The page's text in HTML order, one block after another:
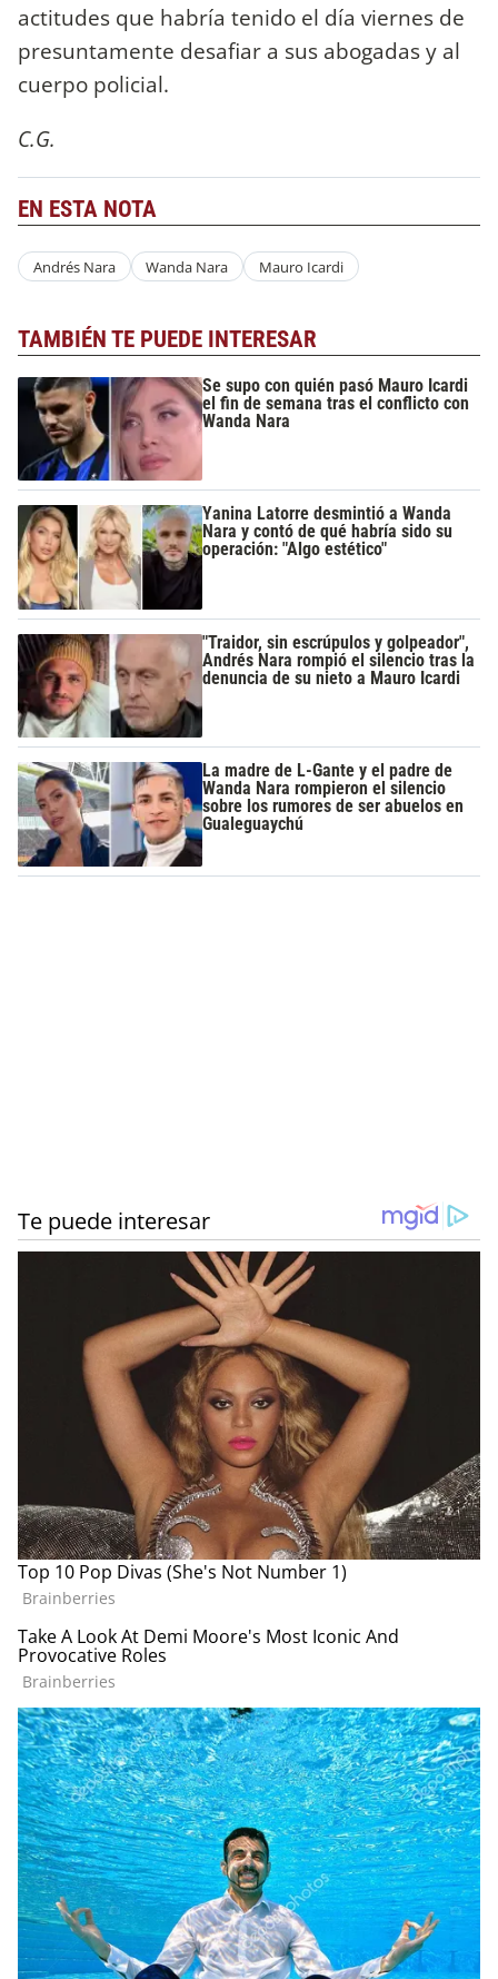
actitudes que habría tenido el día viernes de
presuntamente desafiar a sus abogadas y al
cuerpo policial.
C.G.
EN ESTA NOTA
Andrés Nara Wanda Nara Mauro Icardi
TAMBIÉN TE PUEDE INTERESAR
Se supo con quién pasó Mauro Icardi
el fin de semana tras el conflicto con
Wanda Nara
Yanina Latorre desmintió a Wanda
Nara y contó de qué habría sido su
operación: "Algo estético"
"Traidor, sin escrúpulos y golpeador",
Andrés Nara rompió el silencio tras la
denuncia de su nieto a Mauro Icardi
La madre de L-Gante y el padre de
Wanda Nara rompieron el silencio
sobre los rumores de ser abuelos en
Gualeguaychú